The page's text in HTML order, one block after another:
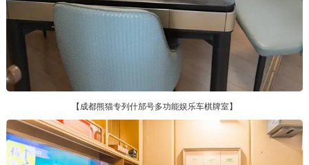
【成都熊猫专列什邡号多功能娱乐车棋牌室】